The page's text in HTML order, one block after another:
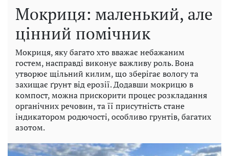
Мокриця: маленький, але
цінний помічник
Мокриця, яку багато хто вважає небажаним
гостем, насправді виконує важливу роль. Вона
утворює щільний килим, що зберігає вологу та
захищає ґрунт від ерозії. Додавши мокрицю в
компост, можна прискорити процес розкладання
органічних речовин, та її присутність стане
індикатором родючості, особливо грунтів, багатих
азотом.